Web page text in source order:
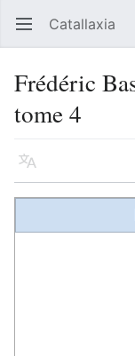
Ouvrir le menu principal Catallaxia
Frédéric
tome 4
Langue